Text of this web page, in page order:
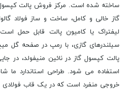
ساخته شده است. مرکز فروش پالت کپسول
گاز خالی و کامل، ساخت و ساز فولاد
لیفتراک یا کامیون پالت قابل حمل
سیلندرهای گازی، با رمپ در صفحه گل
پالت کپسول گاز در نائین منیفولد، در
استفاده می شود. طراحی استاندارد ما
خروجی منفرد است که در یک قاب فولادی